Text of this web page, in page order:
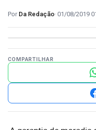
Da Redação 01/08/2019
COMPARTILHAR